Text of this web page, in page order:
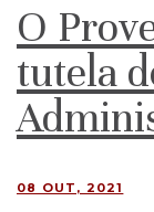
O
tutela
08 OUT, 2021